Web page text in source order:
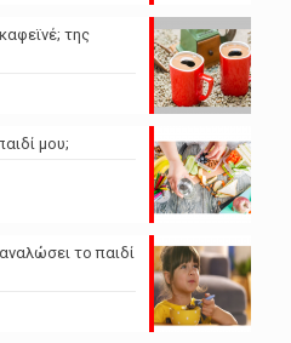
της
μου;
το παιδί